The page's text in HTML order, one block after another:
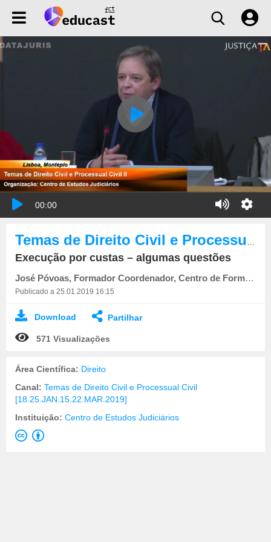
00:00
Execução por custas – algumas questões
José Póvoas, Formador Coordenador, Centro de Formação da Direção Geral da Administração da Justiça
Publicado a 25.01.2019 16:15
Download Partilhar
571 Visualizações
Área Científica: Direito
Canal: Temas de Direito Civil e Processual Civil
[18.25.JAN.15.22.MAR.2019]
Instituição: Centro de Estudos Judiciários